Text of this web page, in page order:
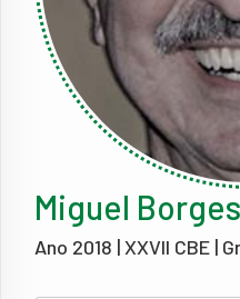
Miguel Borges
Ano 2018 | XXVII CBE |